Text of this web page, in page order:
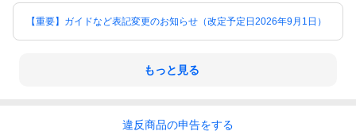
【重要】ガイドなど表記変更のお知らせ（改定予定日2026年9月1日）
もっと見る
違反商品の申告をする